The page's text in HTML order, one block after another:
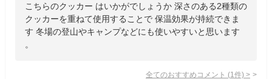
こちらのクッカー はいかがでしょうか 深さのある2種類の
クッカーを重ねて使用することで 保温効果が持続できま
す 冬場の登山やキャンプなどにも使いやすいと思います
。
全てのおすすめコメント (1 件) >